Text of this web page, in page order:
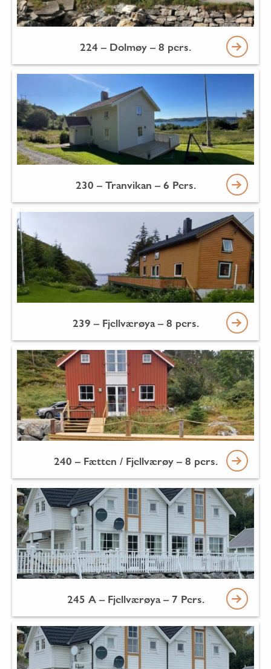
224 – Dolmøy – 8 pers.
230 – Tranvikan – 6 Pers.
239 – Fjellværøya – 8 pers.
240 – Fætten / Fjellværøy – 8 pers.
245 A – Fjellværøya – 7 Pers.